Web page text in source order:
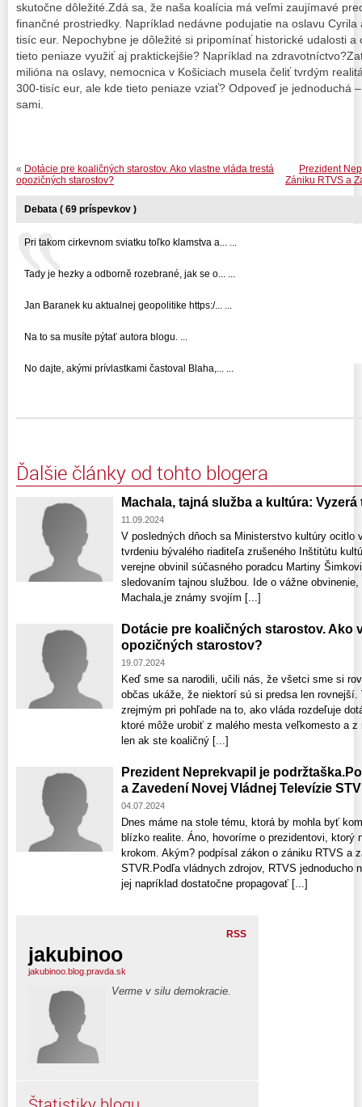
skutočne dôležité.Zdá sa, že naša koalícia má veľmi zaujímavé
finančné prostriedky. Napríklad nedávne podujatie na oslavu
tisíc eur. Nepochybne je dôležité si pripomínať historické udalosti a
tieto peniaze využiť aj praktickejšie? Napríklad na
milióna na oslavy, nemocnica v Košiciach musela čeliť tvrdým
300-tisíc eur, ale kde tieto peniaze vziať? Odpoveď je jednoduchá
sami.
Prezident
Zániku RTVS a
« Dotácie pre koaličných starostov. Ako vlastne vláda trestá
opozičných starostov?
Debata ( 69 príspevkov )
Pri takom cirkevnom sviatku toľko klamstva a... ...
Tady je hezky a odborně rozebrané, jak se o... ...
Jan Baranek ku aktualnej geopolitike https:/... ...
Na to sa musíte pýtať autora blogu. ...
No dajte, akými prívlastkami častoval Blaha,... ...
Ďalšie články od tohto blogera
Machala, tajná služba a kultúra:
11.09.2024
V posledných dňoch sa Ministerstvo kultúry ocitlo
tvrdeniu bývalého riaditeľa zrušeného Inštitútu
verejne obvinil súčasného poradcu Martiny
sledovaním tajnou službou. Ide o vážne
Machala,je známy svojím [...]
Dotácie pre koaličných starostov. Ako
opozičných starostov?
19.07.2024
Keď sme sa narodili, učili nás, že všetci sme si
občas ukáže, že niektorí sú si predsa len
zrejmým pri pohľade na to, ako vláda rozdeľuje
ktoré môže urobiť z malého mesta veľkomesto a z
len ak ste koaličný [...]
Prezident Neprekvapil je
a Zavedení Novej Vládnej Televízie
04.07.2024
Dnes máme na stole tému, ktorá by mohla byť
blízko realite. Áno, hovoríme o prezidentovi, ktorý
krokom. Akým? podpísal zákon o zániku RTVS a
STVR.Podľa vládnych zdrojov, RTVS jednoducho
jej napríklad dostatočne propagovať [...]
RSS
jakubinoo
jakubinoo.blog.pravda.sk
Verme v silu demokracie.